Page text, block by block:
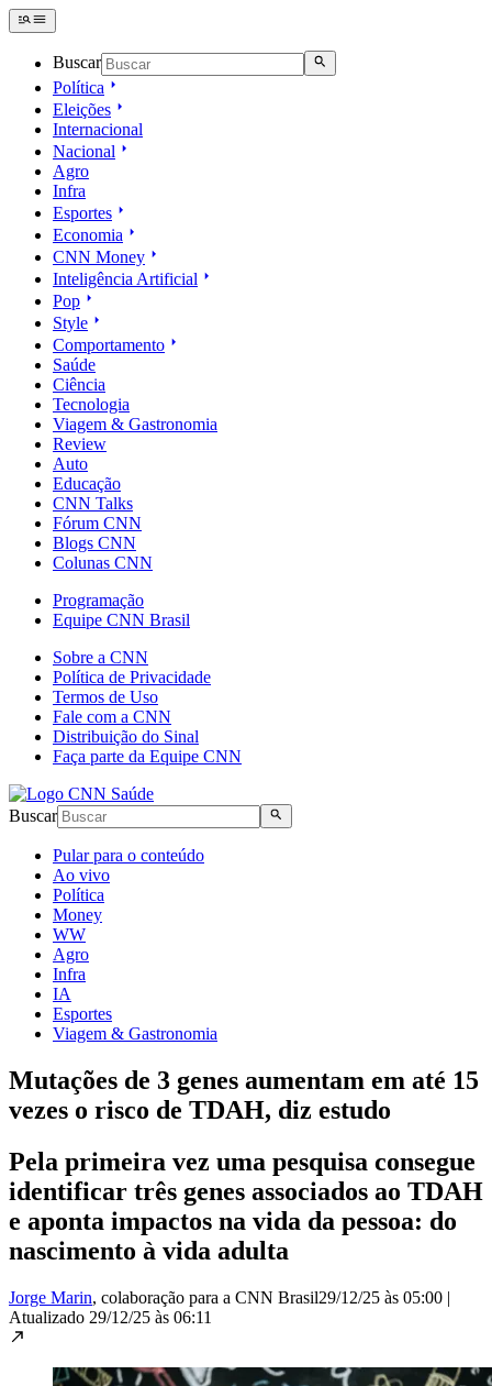
Buscar
Política
Eleições
Internacional
Nacional
Agro
Infra
Esportes
Economia
CNN Money
Inteligência Artificial
Pop
Style
Comportamento
Saúde
Ciência
Tecnologia
Viagem & Gastronomia
Review
Auto
Educação
CNN Talks
Fórum CNN
Blogs CNN
Colunas CNN
Programação
Equipe CNN Brasil
Sobre a CNN
Política de Privacidade
Termos de Uso
Fale com a CNN
Distribuição do Sinal
Faça parte da Equipe CNN
Buscar
Pular para o conteúdo
Ao vivo
Política
Money
WW
Agro
Infra
IA
Esportes
Viagem & Gastronomia
Mutações de 3 genes aumentam em até 15
vezes o risco de TDAH, diz estudo
Pela primeira vez uma pesquisa consegue
identificar três genes associados ao TDAH
e aponta impactos na vida da pessoa: do
nascimento à vida adulta
Jorge Marin, colaboração para a CNN Brasil29/12/25 às 05:00 |
Atualizado 29/12/25 às 06:11